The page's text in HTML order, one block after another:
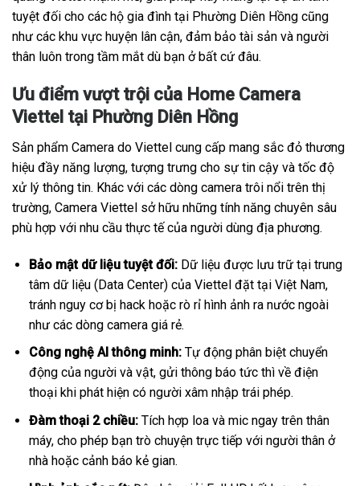
tuyệt đối cho các hộ gia đình tại Phường Diên Hồng cũng
như các khu vực huyện lân cận, đảm bảo tài sản và người
thân luôn trong tầm mắt dù bạn ở bất cứ đâu.
Ưu điểm vượt trội của Home Camera
Viettel tại Phường Diên Hồng
Sản phẩm Camera do Viettel cung cấp mang sắc đỏ thương
hiệu đầy năng lượng, tượng trưng cho sự tin cậy và tốc độ
xử lý thông tin. Khác với các dòng camera trôi nổi trên thị
trường, Camera Viettel sở hữu những tính năng chuyên sâu
phù hợp với nhu cầu thực tế của người dùng địa phương.
Bảo mật dữ liệu tuyệt đối:Dữ liệu được lưu trữ tại trung
tâm dữ liệu (Data Center) của Viettel đặt tại Việt Nam,
tránh nguy cơ bị hack hoặc rò rỉ hình ảnh ra nước ngoài
như các dòng camera giá rẻ.
Công nghệ AI thông minh:Tự động phân biệt chuyển
động của người và vật, gửi thông báo tức thì về điện
thoại khi phát hiện có người xâm nhập trái phép.
Đàm thoại 2 chiều:Tích hợp loa và mic ngay trên thân
máy, cho phép bạn trò chuyện trực tiếp với người thân ở
nhà hoặc cảnh báo kẻ gian.